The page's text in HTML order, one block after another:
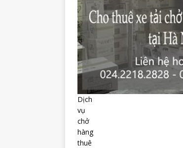
Dịch
vụ
chở
hàng
thuê